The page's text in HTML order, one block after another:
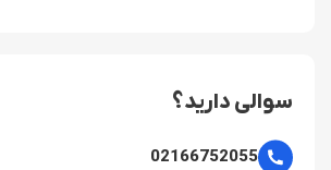
سوالی دارید؟
02166752055